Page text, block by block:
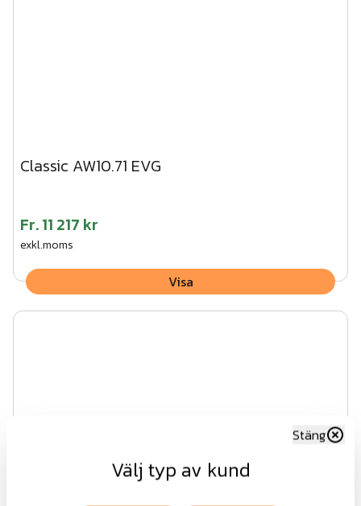
Classic AW10.71 EVG
Fr.11 217 kr
exkl.moms
Visa
Välj typ av kund
Stäng